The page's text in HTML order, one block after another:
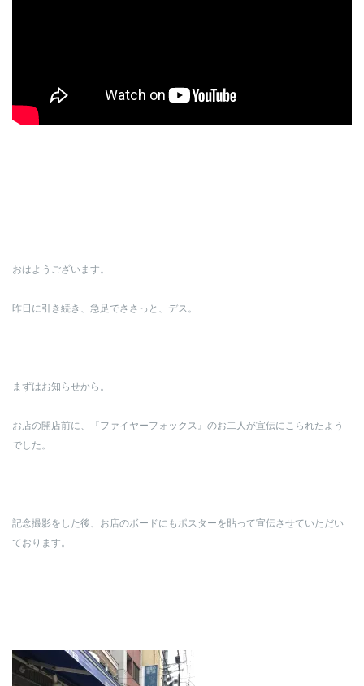
おはようございます。
昨日に引き続き、急足でささっと、デス。
まずはお知らせから。
お店の開店前に、『ファイヤーフォックス』のお二人が宣伝にこられたよう
でした。
記念撮影をした後、お店のボードにもポスターを貼って宣伝させていただい
ております。